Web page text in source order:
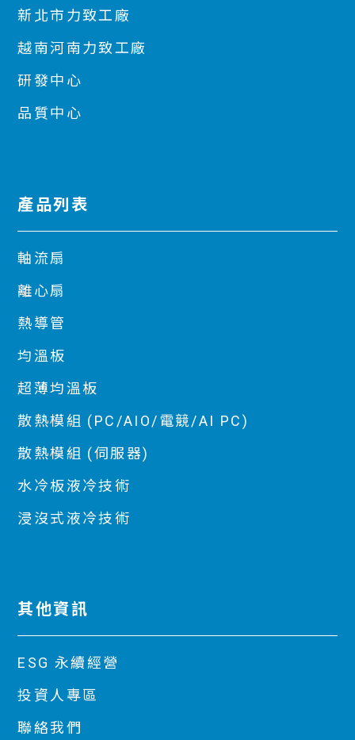
新北市力致工廠
越南河南力致工廠
研發中心
品質中心
產品列表
軸流扇
離心扇
熱導管
均溫板
超薄均溫板
散熱模組 (PC/AIO/電競/AI PC)
散熱模組 (伺服器)
水冷板液冷技術
浸沒式液冷技術
其他資訊
ESG 永續經營
投資人專區
聯絡我們